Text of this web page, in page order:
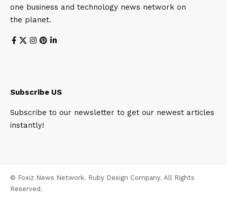
one business and technology news network on
the planet.
Subscribe US
Subscribe to our newsletter to get our newest articles
instantly!
© Foxiz News Network. Ruby Design Company. All Rights
Reserved.